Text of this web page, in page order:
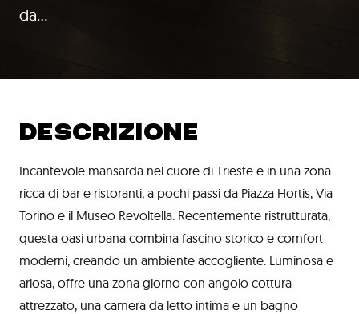
da…
DESCRIZIONE
Incantevole mansarda nel cuore di Trieste e in una zona
ricca di bar e ristoranti, a pochi passi da Piazza Hortis, Via
Torino e il Museo Revoltella. Recentemente ristrutturata,
questa oasi urbana combina fascino storico e comfort
moderni, creando un ambiente accogliente. Luminosa e
ariosa, offre una zona giorno con angolo cottura
attrezzato, una camera da letto intima e un bagno